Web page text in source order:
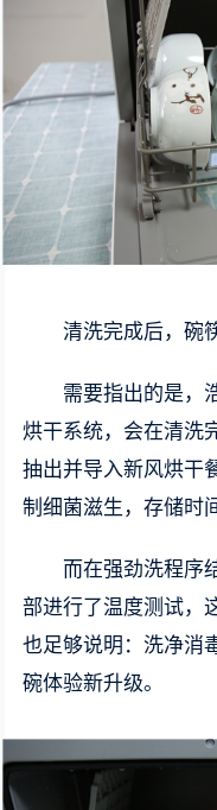
清洗完成后，碗
需要指出的是，
烘干系统，会在清洗
抽出并导入新风烘干
制细菌滋生，存储时
而在强劲洗程序
部进行了温度测试，
也足够说明：洗净消
碗体验新升级。